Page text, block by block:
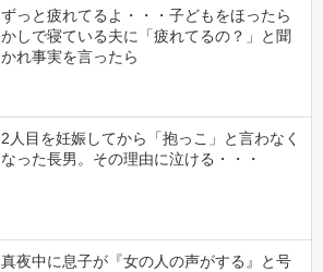
ずっと疲れてるよ・・・子どもをほったら
かしで寝ている夫に「疲れてるの？」と聞
かれ事実を言ったら
2人目を妊娠してから「抱っこ」と言わなく
なった長男。その理由に泣ける・・・
真夜中に息子が『女の人の声がする』と号